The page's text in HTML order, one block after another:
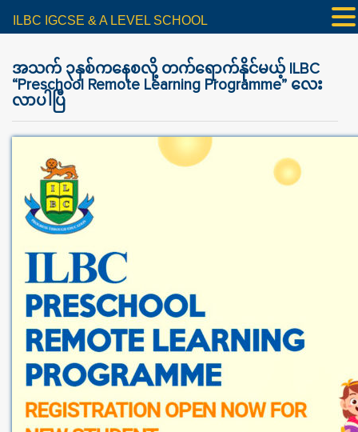
အသက် ၃နှစ်ကနေစလို့ တက်ရောက်နိုင်မယ့် ILBC
“Preschool Remote Learning Programme” လေး
လာပါပြီ
ILBC IGCSE & A LEVEL SCHOOL